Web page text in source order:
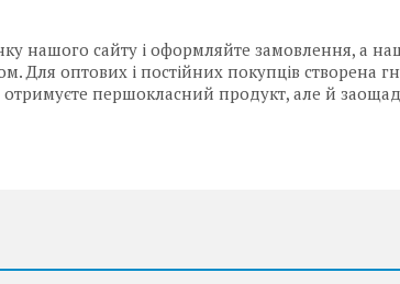
нашого сайту і оформляйте замовлення, а
Для оптових і постійних покупців створена
першокласний продукт, але й